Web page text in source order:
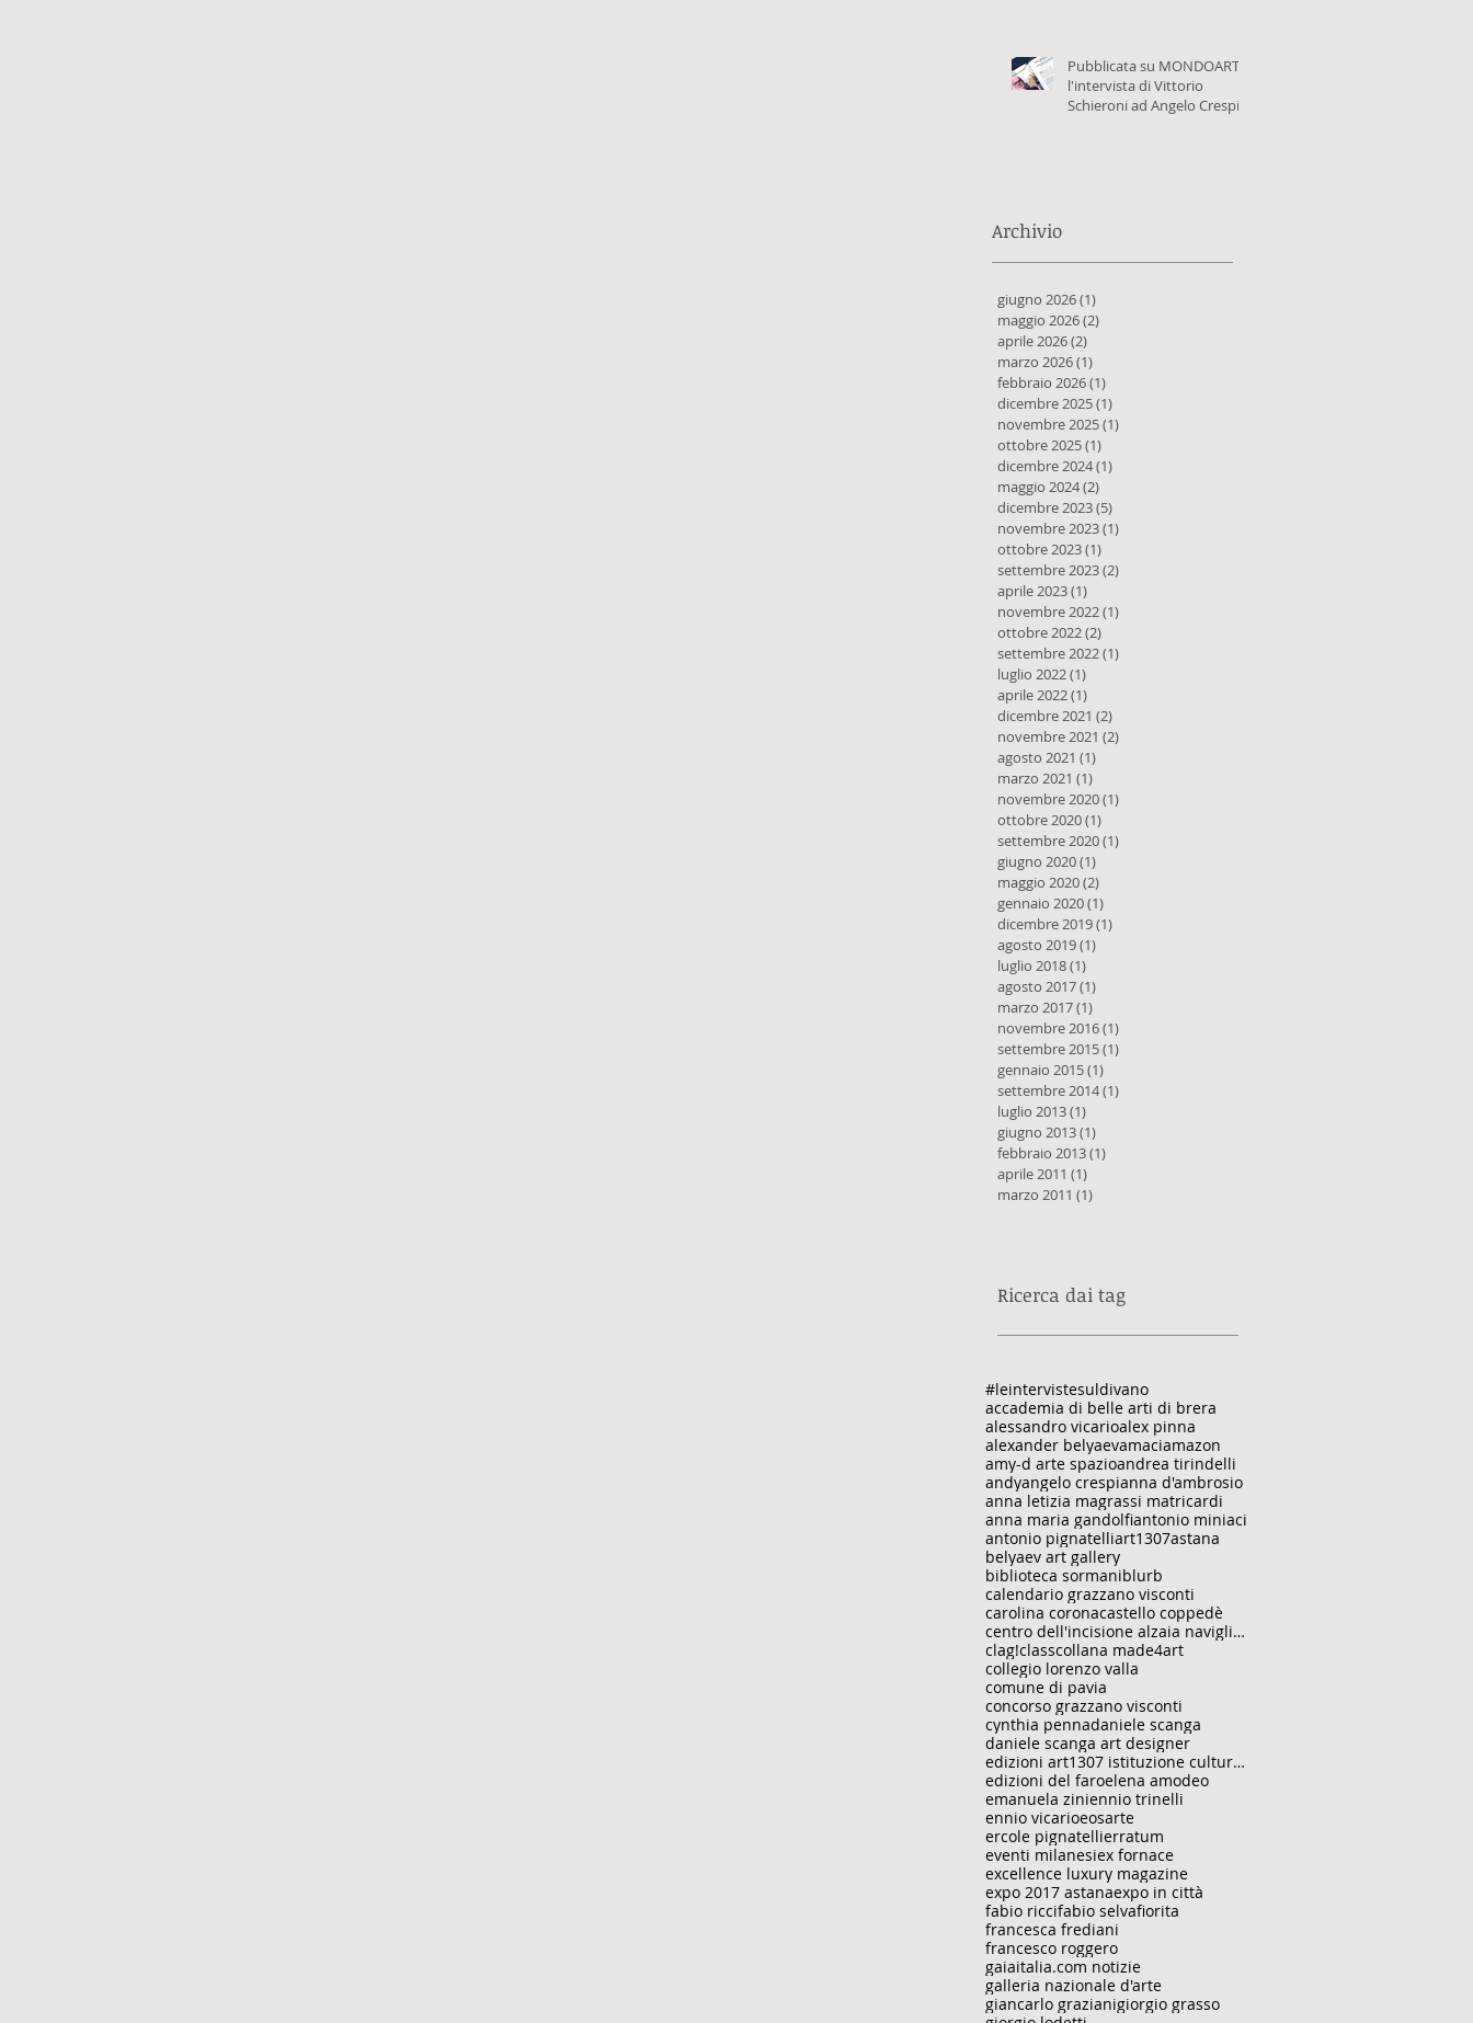
Pubblicata su MONDOARTE
l'intervista di Vittorio
Schieroni ad Angelo Crespi
Archivio
giugno 2026(1)
maggio 2026(2)
aprile 2026(2)
marzo 2026(1)
febbraio 2026(1)
dicembre 2025(1)
novembre 2025(1)
ottobre 2025(1)
dicembre 2024(1)
maggio 2024(2)
dicembre 2023(5)
novembre 2023(1)
ottobre 2023(1)
settembre 2023(2)
aprile 2023(1)
novembre 2022(1)
ottobre 2022(2)
settembre 2022(1)
luglio 2022(1)
aprile 2022(1)
dicembre 2021 (2)
novembre 2021 (2)
agosto 2021 (1)
marzo 2021 (1)
novembre 2020(1)
ottobre 2020(1)
settembre 2020(1)
giugno 2020(1)
maggio 2020(2)
gennaio 2020(1)
dicembre 2019(1)
agosto 2019(1)
luglio 2018(1)
agosto 2017(1)
marzo 2017(1)
novembre 2016(1)
settembre 2015(1)
gennaio 2015(1)
settembre 2014(1)
luglio 2013(1)
giugno 2013(1)
febbraio 2013(1)
aprile 2011 (1)
marzo 2011 (1)
Ricerca dai tag
#leintervistesuldivano
accademia di belle arti di brera
alessandro vicarioalex pinna
alexander belyaevamaciamazon
amy-d arte spazioandrea tirindelli
andyangelo crespianna d'ambrosio
anna letizia magrassi matricardi
anna maria gandolfiantonio miniaci
antonio pignatelliart1307astana
belyaev art gallery
biblioteca sormaniblurb
calendario grazzano visconti
carolina coronacastello coppedè
centro dell'incisione alzaia naviglio grande
clag!classcollana made4art
collegio lorenzo valla
comune di pavia
concorso grazzano visconti
cynthia pennadaniele scanga
daniele scanga art designer
edizioni art1307 istituzione culturale
edizioni del faroelena amodeo
emanuela ziniennio trinelli
ennio vicarioeosarte
ercole pignatellierratum
eventi milanesiex fornace
excellence luxury magazine
expo 2017 astanaexpo in città
fabio riccifabio selvafiorita
francesca frediani
francesco roggero
gaiaitalia.com notizie
galleria nazionale d'arte
giancarlo grazianigiorgio grasso